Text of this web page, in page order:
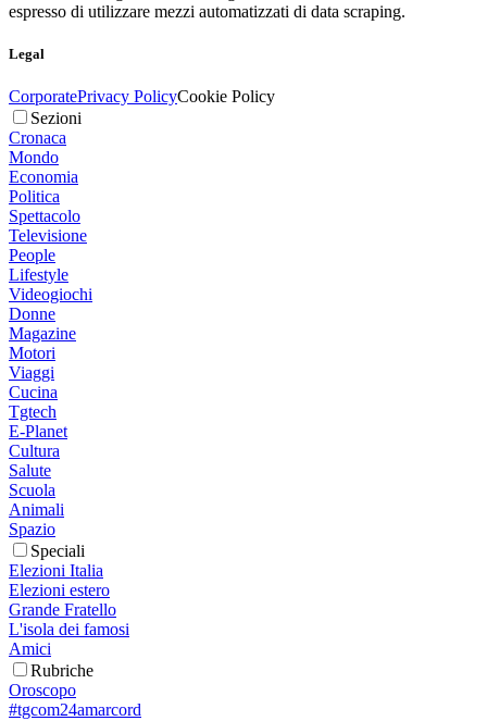
espresso di utilizzare mezzi automatizzati di data scraping.
Legal
CorporatePrivacy PolicyCookie Policy
Sezioni
Cronaca
Mondo
Economia
Politica
Spettacolo
Televisione
People
Lifestyle
Videogiochi
Donne
Magazine
Motori
Viaggi
Cucina
Tgtech
E-Planet
Cultura
Salute
Scuola
Animali
Spazio
Speciali
Elezioni Italia
Elezioni estero
Grande Fratello
L'isola dei famosi
Amici
Rubriche
Oroscopo
#tgcom24amarcord